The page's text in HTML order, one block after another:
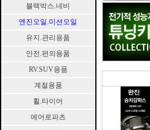
블랙박스.네비
엔진오일.미션오일
유지.관리용품
안전.편의용품
RV.SUV용품
계절용품
휠.타이어
에어로파츠